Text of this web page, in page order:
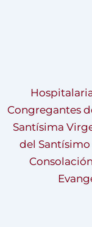
Congregantes
Santísima
del Santísimo